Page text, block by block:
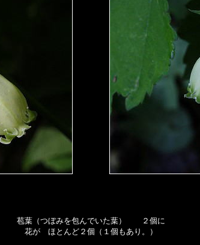
苞葉（つぼみを包んでいた葉） ２個に
花が ほとんど２個（１個もあり。）